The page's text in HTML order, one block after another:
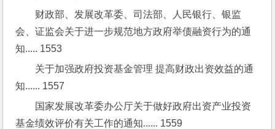
财政部、发展改革委、司法部、人民银行、银监
会、证监会关于进一步规范地方政府举债融资行为的通
知..... 1553
关于加强政府投资基金管理 提高财政出资效益的通
知...... 1557
国家发展改革委办公厅关于做好政府出资产业投资
基金绩效评价有关工作的通知...... 1559